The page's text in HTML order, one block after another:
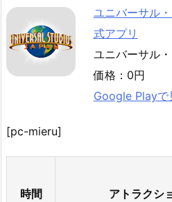
ユニバーサル
式アプリ
ユニバーサル
価格：0円
Google Playで
[pc-mieru]
時間 アトラクシ